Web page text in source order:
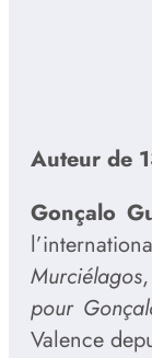
Auteur de
Gonçalo
Murciélagos,
pour
Valence